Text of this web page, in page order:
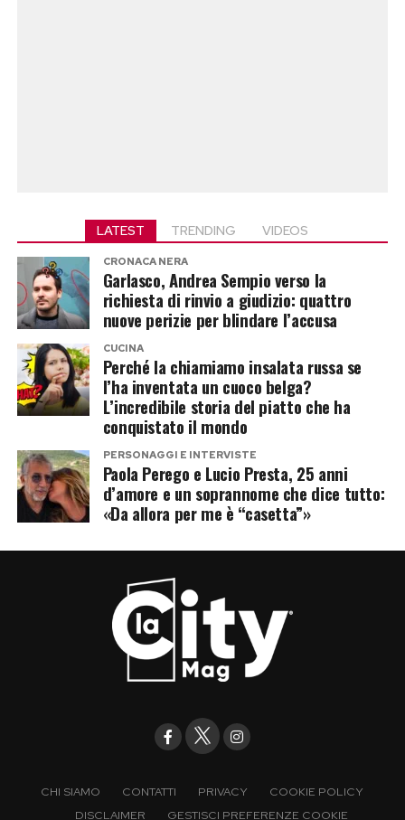
LATEST TRENDING VIDEOS
CRONACA NERA
Garlasco, Andrea Sempio verso la
richiesta di rinvio a giudizio: quattro
nuove perizie per blindare l’accusa
CUCINA
Perché la chiamiamo insalata russa se
l’ha inventata un cuoco belga?
L’incredibile storia del piatto che ha
conquistato il mondo
PERSONAGGI E INTERVISTE
Paola Perego e Lucio Presta, 25 anni
d’amore e un soprannome che dice tutto:
«Da allora per me è “casetta”»
CHI SIAMO CONTATTI PRIVACY
COOKIE POLICY
DISCLAIMER
GESTISCI PREFERENZE COOKIE